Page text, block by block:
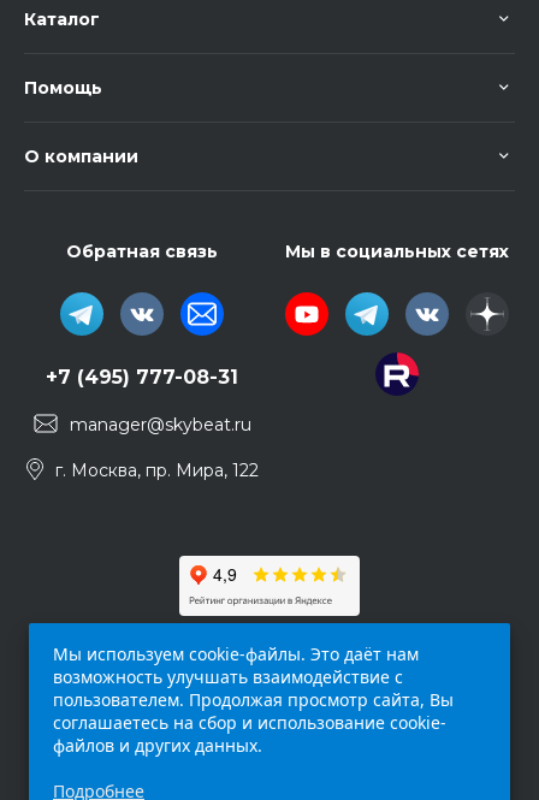
Каталог
Помощь
О компании
Обратная связь
+7 (495) 777-08-31
manager@skybeat.ru
г. Москва, пр. Мира, 122
Мы в социальных сетях
интернет-сайт (
Мы используем cookie-файлы. Это даёт нам
возможность улучшать взаимодействие с
пользователем. Продолжая просмотр сайта, Вы
соглашаетесь на сбор и использование cookie-
файлов и других данных.
Подробнее